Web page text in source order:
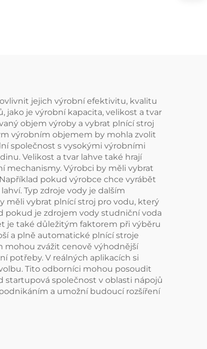
jejich výrobní efektivitu, kvalitu
je výrobní kapacita, velikost a tvar
objem výroby a vybrat plnící stroj
výrobním objemem by mohla zvolit
společnost s vysokými výrobními
Velikost a tvar lahve také hrají
mechanismy. Výrobci by měli vybrat
pokud výrobce chce vyrábět
Typ zdroje vody je dalším
měli vybrat plnící stroj pro vodu, který
pokud je zdrojem vody studniční voda
je také důležitým faktorem při výběru
a plně automatické plnící stroje
mohou zvážit cenově výhodnější
potřeby. V reálných aplikacích si
Tito odborníci mohou posoudit
startupová společnost v oblasti nápojů
a umožní budoucí rozšíření